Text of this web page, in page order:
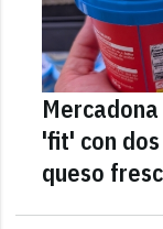
'fit' con
queso